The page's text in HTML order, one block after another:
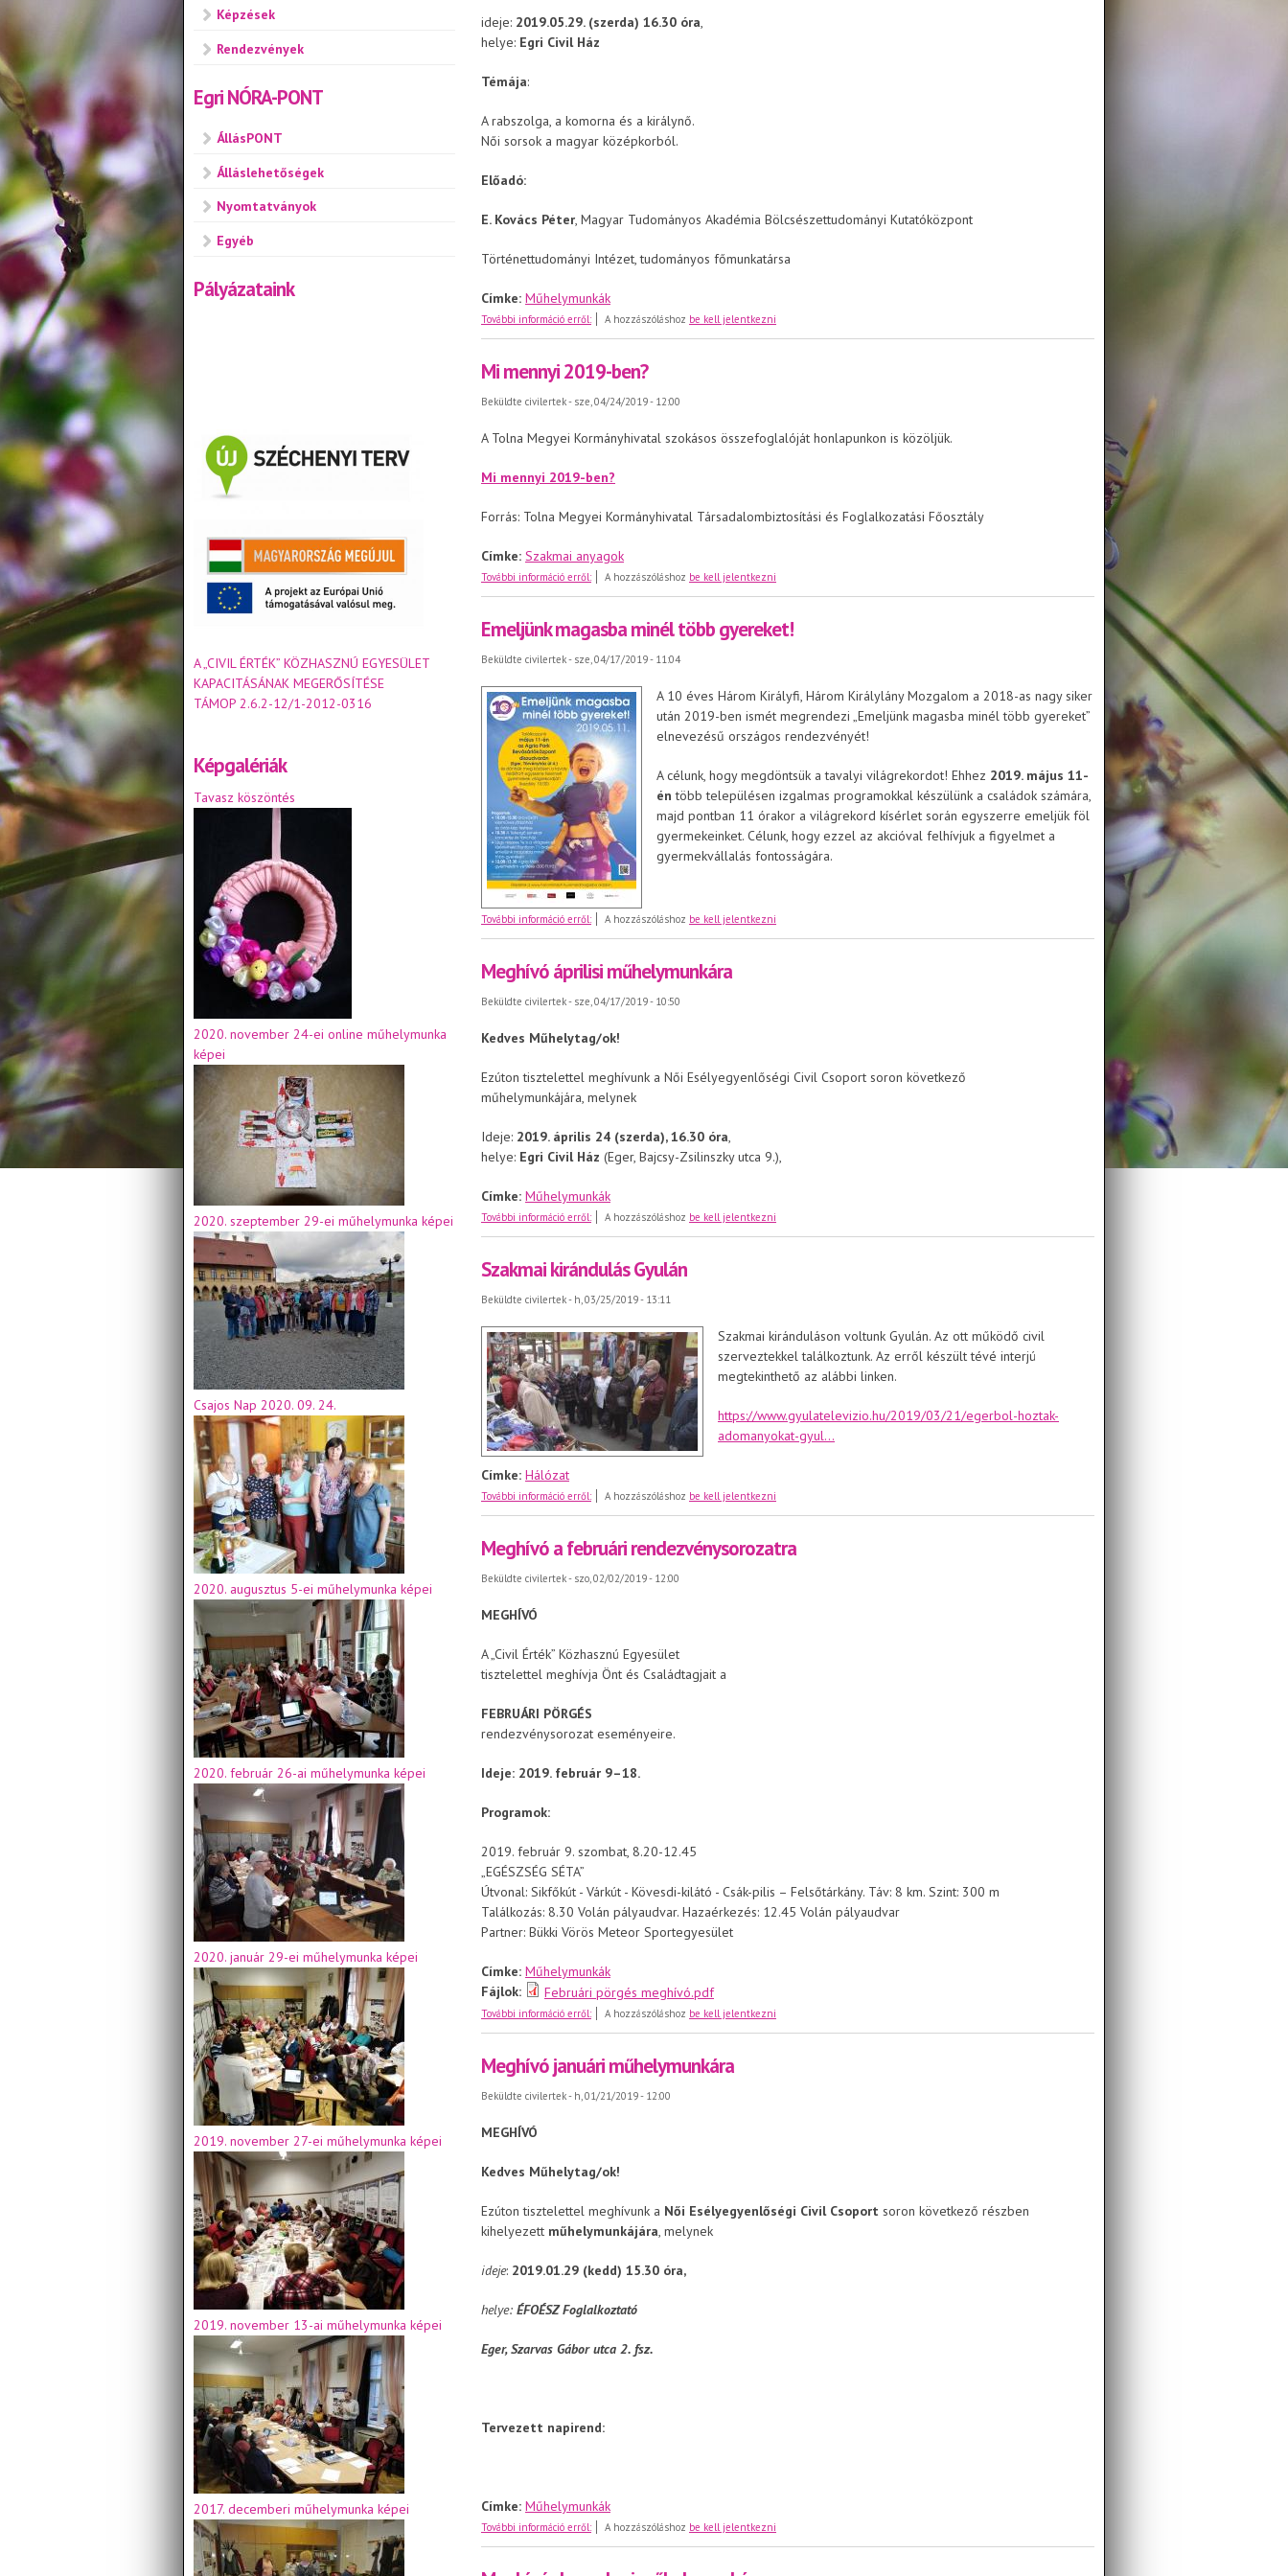
ideje: 2019.05.29. (szerda) 16.30 óra,
helye: Egri Civil Ház
Témája:
A rabszolga, a komorna és a királynő.
Női sorsok a magyar középkorból.
Előadó:
E. Kovács Péter, Magyar Tudományos Akadémia Bölcsészettudományi Kutatóközpont
Történettudományi Intézet, tudományos főmunkatársa
Címke: Műhelymunkák
További információ erről:Meghívó májusi műhelymunkára
A hozzászóláshoz be kell jelentkezni
Mi mennyi 2019-ben?
Beküldte civilertek- sze, 04/24/2019 - 12:00
A Tolna Megyei Kormányhivatal szokásos összefoglalóját honlapunkon is közöljük.
Mi mennyi 2019-ben?
Forrás: Tolna Megyei Kormányhivatal Társadalombiztosítási és Foglalkozatási Főosztály
Címke: Szakmai anyagok
További információ erről:Mi mennyi 2019-ben?
A hozzászóláshoz be kell jelentkezni
Emeljünk magasba minél több gyereket!
Beküldte civilertek- sze, 04/17/2019 - 11:04
A 10 éves Három Királyfi, Három Királylány Mozgalom a 2018-as nagy siker
után 2019-ben ismét megrendezi „Emeljünk magasba minél több gyereket”
elnevezésű országos rendezvényét!
A célunk, hogy megdöntsük a tavalyi világrekordot! Ehhez 2019. május 11-
én több településen izgalmas programokkal készülünk a családok számára,
majd pontban 11 órakor a világrekord kísérlet során egyszerre emeljük föl
gyermekeinket. Célunk, hogy ezzel az akcióval felhívjuk a figyelmet a
gyermekvállalás fontosságára.
További információ erről:Emeljünk magasba minél több gyereket!
A hozzászóláshoz be kell jelentkezni
Meghívó áprilisi műhelymunkára
Beküldte civilertek- sze, 04/17/2019 - 10:50
Kedves Műhelytag/ok!
Ezúton tisztelettel meghívunk a Női Esélyegyenlőségi Civil Csoport soron következő
műhelymunkájára, melynek
Ideje: 2019. április 24 (szerda), 16.30 óra,
helye: Egri Civil Ház (Eger, Bajcsy-Zsilinszky utca 9.),
Címke: Műhelymunkák
További információ erről:Meghívó áprilisi műhelymunkára
A hozzászóláshoz be kell jelentkezni
Szakmai kirándulás Gyulán
Beküldte civilertek- h, 03/25/2019 - 13:11
Szakmai kiránduláson voltunk Gyulán. Az ott működő civil
szerveztekkel találkoztunk. Az erről készült tévé interjú
megtekinthető az alábbi linken.
https://www.gyulatelevizio.hu/2019/03/21/egerbol-hoztak-
adomanyokat-gyul...
Címke: Hálózat
További információ erről:Szakmai kirándulás Gyulán
A hozzászóláshoz be kell jelentkezni
Meghívó a februári rendezvénysorozatra
Beküldte civilertek- szo, 02/02/2019 - 12:00
MEGHÍVÓ
A „Civil Érték” Közhasznú Egyesület
tisztelettel meghívja Önt és Családtagjait a
FEBRUÁRI PÖRGÉS
rendezvénysorozat eseményeire.
Ideje: 2019. február 9–18.
Programok:
2019. február 9. szombat, 8.20-12.45
„EGÉSZSÉG SÉTA”
Útvonal: Sikfőkút - Várkút - Kövesdi-kilátó - Csák-pilis – Felsőtárkány. Táv: 8 km. Szint: 300 m
Találkozás: 8.30 Volán pályaudvar. Hazaérkezés: 12.45 Volán pályaudvar
Partner: Bükki Vörös Meteor Sportegyesület
Címke: Műhelymunkák
Fájlok:
Februári pörgés meghívó.pdf
További információ erről:Meghívó a februári rendezvénysorozatra
A hozzászóláshoz be kell jelentkezni
Meghívó januári műhelymunkára
Beküldte civilertek- h, 01/21/2019 - 12:00
MEGHÍVÓ
Kedves Műhelytag/ok!
Ezúton tisztelettel meghívunk a Női Esélyegyenlőségi Civil Csoport soron következő részben
kihelyezett műhelymunkájára, melynek
ideje: 2019.01.29 (kedd) 15.30 óra,
helye: ÉFOÉSZ Foglalkoztató
Eger, Szarvas Gábor utca 2. fsz.
Tervezett napirend:
Címke: Műhelymunkák
További információ erről:Meghívó januári műhelymunkára
A hozzászóláshoz be kell jelentkezni
Képzések
Rendezvények
Egri NÓRA-PONT
ÁllásPONT
Álláslehetőségek
Nyomtatványok
Egyéb
Pályázataink
A „CIVIL ÉRTÉK” KÖZHASZNÚ EGYESÜLET
KAPACITÁSÁNAK MEGERŐSÍTÉSE
TÁMOP 2.6.2-12/1-2012-0316
Képgalériák
Tavasz köszöntés
2020. november 24-ei online műhelymunka
képei
2020. szeptember 29-ei műhelymunka képei
Csajos Nap 2020. 09. 24.
2020. augusztus 5-ei műhelymunka képei
2020. február 26-ai műhelymunka képei
2020. január 29-ei műhelymunka képei
2019. november 27-ei műhelymunka képei
2019. november 13-ai műhelymunka képei
2017. decemberi műhelymunka képei